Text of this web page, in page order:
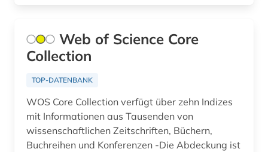
schweiz (1)
slowakei (1)
sportwissenschaften (1)
sprache (1)
Web of Science Core
Collection
TOP-DATENBANK
WOS Core Collection verfügt über zehn Indizes
mit Informationen aus Tausenden von
wissenschaftlichen Zeitschriften, Büchern,
Buchreihen und Konferenzen -Die Abdeckung ist